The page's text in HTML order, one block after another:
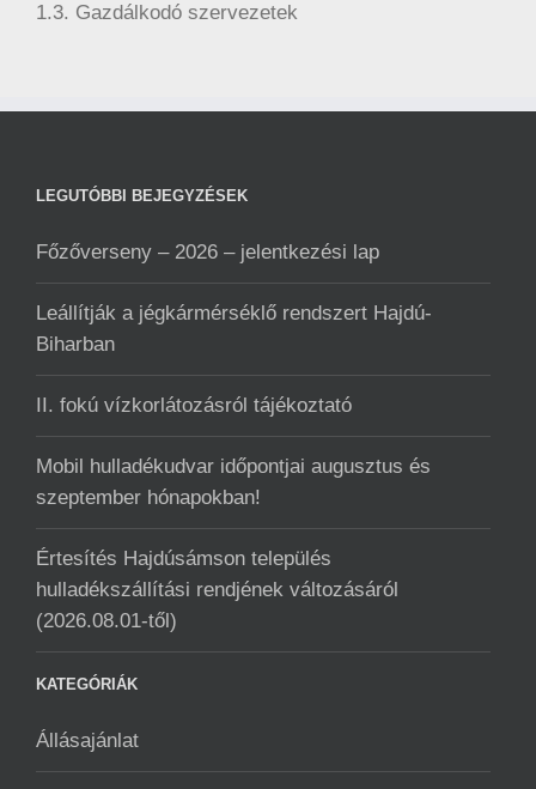
1.3. Gazdálkodó szervezetek
LEGUTÓBBI BEJEGYZÉSEK
Főzőverseny – 2026 – jelentkezési lap
Leállítják a jégkármérséklő rendszert Hajdú-
Biharban
II. fokú vízkorlátozásról tájékoztató
Mobil hulladékudvar ️időpontjai augusztus és
szeptember hónapokban!
Értesítés Hajdúsámson település
hulladékszállítási rendjének változásáról
(2026.08.01-től)
KATEGÓRIÁK
Állásajánlat